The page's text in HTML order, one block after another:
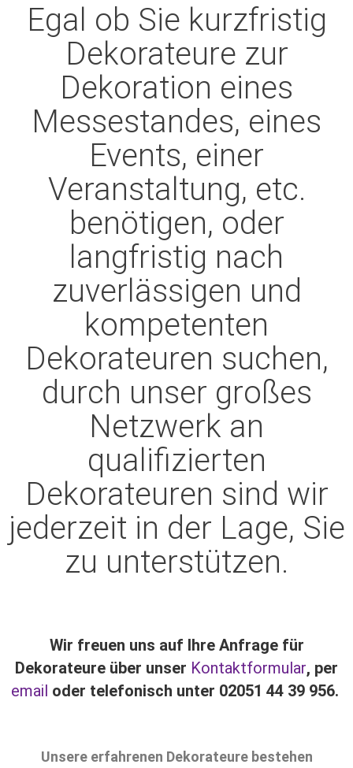
Egal ob Sie kurzfristig
Dekorateure zur
Dekoration eines
Messestandes, eines
Events, einer
Veranstaltung, etc.
benötigen, oder
langfristig nach
zuverlässigen und
kompetenten
Dekorateuren suchen,
durch unser großes
Netzwerk an
qualifizierten
Dekorateuren sind wir
jederzeit in der Lage, Sie
zu unterstützen.
Wir freuen uns auf Ihre Anfrage für
Dekorateure über unser Kontaktformular, per
email oder telefonisch unter 02051 44 39 956.
Unsere erfahrenen Dekorateure bestehen